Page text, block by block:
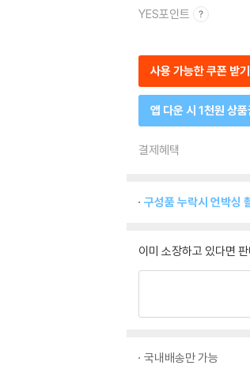
YES포인트
사용 가능한 쿠폰 받기
앱 다운 시 1천원 상품
결제혜택
구성품 누락시 언박싱
이미 소장하고 있다면
국내배송만 가능